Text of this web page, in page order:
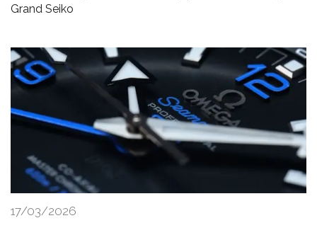
Grand Seiko
17/03/2026